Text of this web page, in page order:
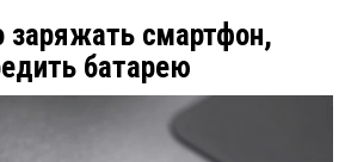
заряжать смартфон,
батарею